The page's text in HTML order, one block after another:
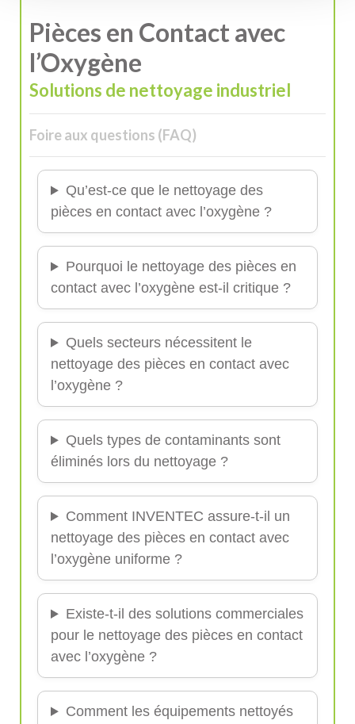
Pièces en Contact avec
l’Oxygène
Solutions de nettoyage industriel
Foire aux questions (FAQ)
Qu’est-ce que le nettoyage des
pièces en contact avec l’oxygène ?
Pourquoi le nettoyage des pièces en
contact avec l’oxygène est-il critique ?
Quels secteurs nécessitent le
nettoyage des pièces en contact avec
l’oxygène ?
Quels types de contaminants sont
éliminés lors du nettoyage ?
Comment INVENTEC assure-t-il un
nettoyage des pièces en contact avec
l’oxygène uniforme ?
Existe-t-il des solutions commerciales
pour le nettoyage des pièces en contact
avec l’oxygène ?
Comment les équipements nettoyés